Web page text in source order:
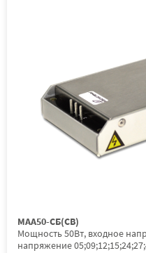
МАА50-СБ(СВ)
Мощность 50Вт, входное
напряжение